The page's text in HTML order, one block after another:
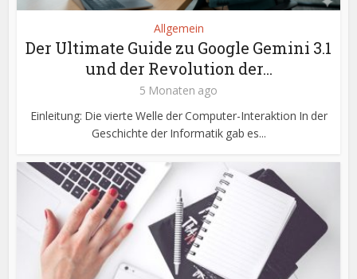
Allgemein
Der Ultimate Guide zu Google Gemini 3.1
und der Revolution der...
5 Monaten ago
Einleitung: Die vierte Welle der Computer-Interaktion In der
Geschichte der Informatik gab es...